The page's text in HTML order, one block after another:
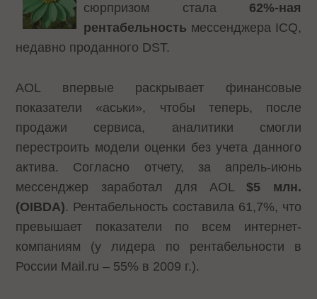
сюрпризом стала 62%-ная
рентабельность мессенджера ICQ,
недавно проданного DST.
AOL впервые раскрывает финансовые
показатели «аськи», чтобы теперь, после
продажи сервиса, аналитики смогли
перестроить модели оценки без учета данного
актива. Согласно отчету, за апрель-июнь
мессенджер заработал для AOL$5 млн.
(OIBDA). Рентабельность составила 61,7%, что
превышает показатели по всем интернет-
компаниям (у лидера по рентабельности в
России Mail.ru – 55% в 2009 г.).